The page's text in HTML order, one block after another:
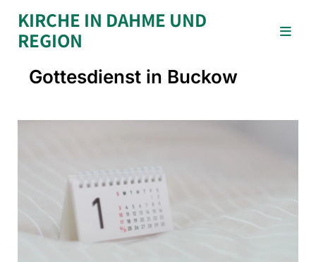
KIRCHE IN DAHME UND
REGION
Gottesdienst in Buckow